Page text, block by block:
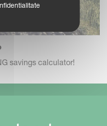
savings calculator!